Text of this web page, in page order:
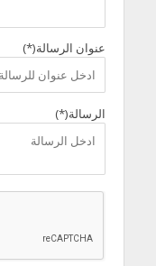
عنوان الرسالة(*)
الرسالة(*)